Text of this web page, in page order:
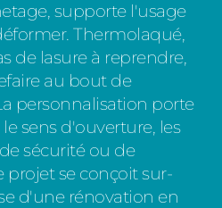
supporte l'usage
Thermolaqué,
de lasure à reprendre,
au bout de
personnalisation porte
sens d'ouverture, les
sécurité ou de
se conçoit sur-
d'une rénovation en